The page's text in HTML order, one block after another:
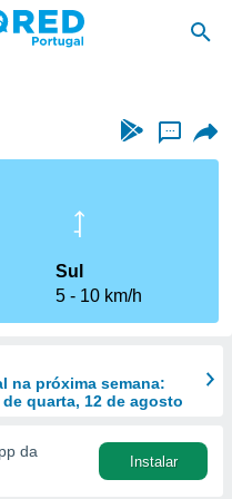
...
Sul
5
10 km/h
na próxima semana:
quarta, 12 de agosto
da
Instalar